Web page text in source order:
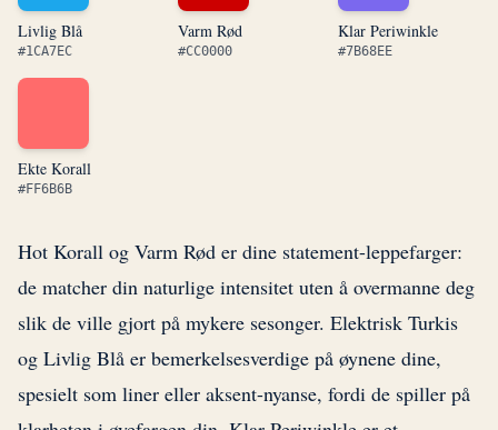
Livlig Blå
#1CA7EC
Varm Rød
#CC0000
Klar Periwinkle
#7B68EE
Ekte Korall
#FF6B6B
Hot Korall og Varm Rød er dine statement-leppefarger:
de matcher din naturlige intensitet uten å overmanne deg
slik de ville gjort på mykere sesonger. Elektrisk Turkis
og Livlig Blå er bemerkelsesverdige på øynene dine,
spesielt som liner eller aksent-nyanse, fordi de spiller på